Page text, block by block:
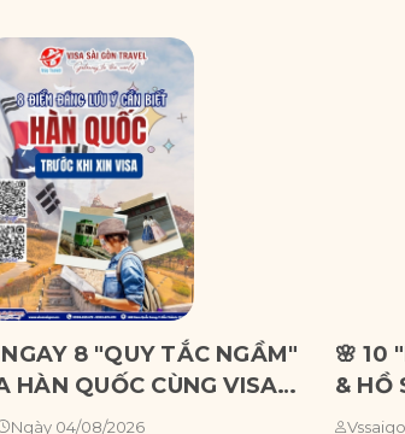
8 "QUY TẮC NGẦM"
HÀN QUỐC CÙNG VISA
Ngày 04/08/2026
🌸 10
& HỒ
CĂN